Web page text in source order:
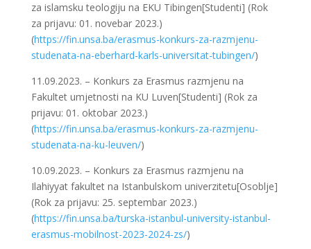
za islamsku teologiju na EKU Tibingen[Studenti] (Rok
za prijavu: 01. novebar 2023.)
(https://fin.unsa.ba/erasmus-konkurs-za-razmjenu-
studenata-na-eberhard-karls-universitat-tubingen/)
11.09.2023. – Konkurs za Erasmus razmjenu na
Fakultet umjetnosti na KU Luven[Studenti] (Rok za
prijavu: 01. oktobar 2023.)
(https://fin.unsa.ba/erasmus-konkurs-za-razmjenu-
studenata-na-ku-leuven/)
10.09.2023. – Konkurs za Erasmus razmjenu na
Ilahiyyat fakultet na Istanbulskom univerzitetu[Osoblje]
(Rok za prijavu: 25. septembar 2023.)
(https://fin.unsa.ba/turska-istanbul-university-istanbul-
erasmus-mobilnost-2023-2024-zs/)